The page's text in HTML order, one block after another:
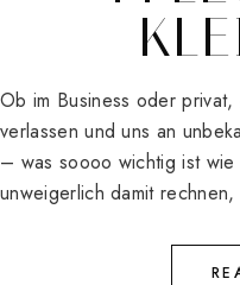
Ob im Business oder
verlassen und uns an
– was soooo wichtig ist
unweigerlich damit